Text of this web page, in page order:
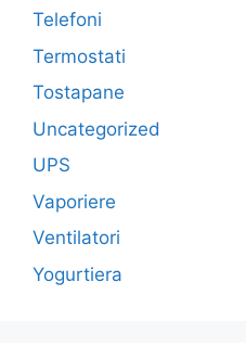
Telefoni
Termostati
Tostapane
Uncategorized
UPS
Vaporiere
Ventilatori
Yogurtiera